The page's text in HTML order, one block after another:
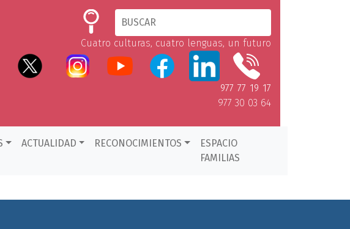
Cuatro culturas, cuatro lenguas, un futuro
977 77 19 17
977 30 03 64
ACTUALIDAD RECONOCIMIENTOS
ESPACIO
FAMILIAS